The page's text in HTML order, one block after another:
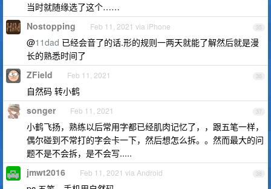
当时就随缘选了这个……
35
Nostopping Feb 11, 2021 via iPhone
@11dad 已经会音了的话.形的规则一两天就能了解然后就是漫
长的熟悉时间了
36
ZField Feb 11, 2021
自然码 转小鹤
37
songer Feb 11, 2021
小鹤飞扬，熟练以后常用字都已经肌肉记忆了，，跟五笔一样，
偶尔碰到不常打的字会卡一下，然后想怎么拆。。然而最大的问
题不是不会拆，是不会写.....
38
jmwt2016 Feb 11, 2021 via Android